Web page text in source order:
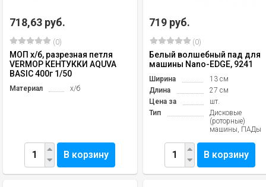
718,63 руб.
(0)
МОП х/б, разрезная петля
VERMOP КЕНТУККИ AQUVA
BASIC 400г 1/50
Материал х/б
В корзину
719 руб.
(0)
Белый волшебный пад для
машины Nano-EDGE, 9241
Ширина
13 см
Длина
27 см
Цена за
шт.
Тип
Дисковые
(роторные)
машины, ПАДы
В корзину